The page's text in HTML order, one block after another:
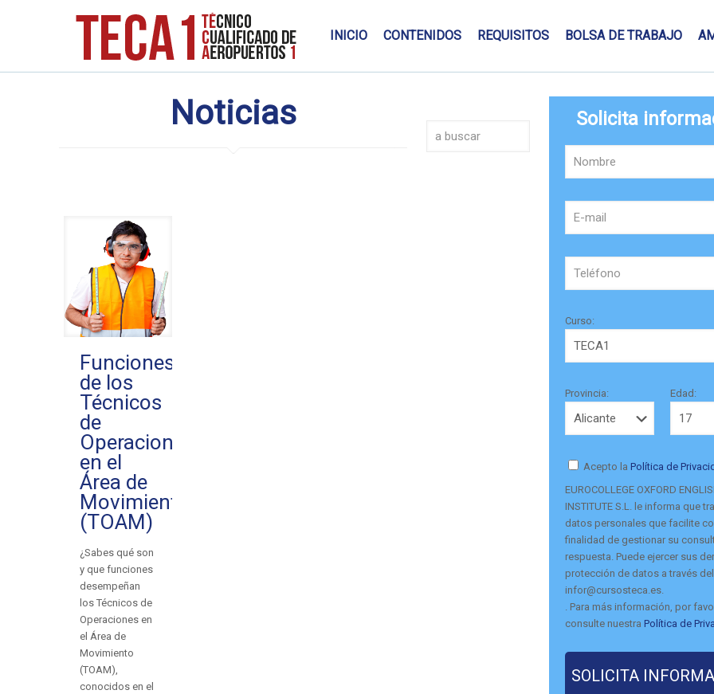
INICIO CONTENIDOS REQUISITOS BOLSA DE TRABAJO
Noticias
Funciones
de los
Técnicos
de
Operaciones
en el
Área de
Movimiento
(TOAM)
¿Sabes qué son
y que funciones
desempeñan
los Técnicos de
Operaciones en
el Área de
Movimiento
(TOAM),
conocidos en el
Solicita
Curso:
Provincia: Edad:
Acepto la Política de
EUROCOLLEGE OXFORD
INSTITUTE S.L. le informa que
datos personales que facilite
finalidad de gestionar su
respuesta. Puede ejercer sus
protección de datos a través
infor@cursosteca.es.
. Para más información, por
consulte nuestra Política de